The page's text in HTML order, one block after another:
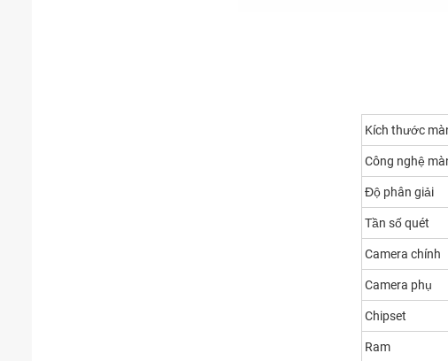
Kích thước
Công nghệ
Độ phân giải
Tần số quét
Camera chính
Camera phụ
Chipset
Ram